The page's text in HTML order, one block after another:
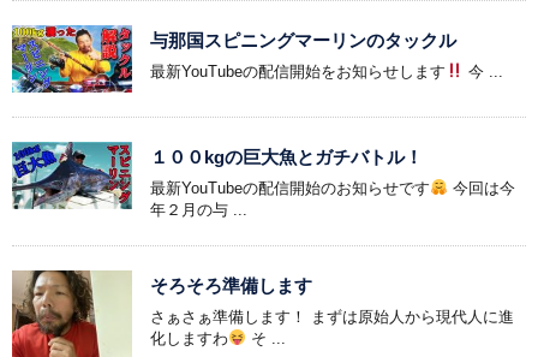
与那国スピニングマーリンのタックル
最新YouTubeの配信開始をお知らせします 今 ...
１００kgの巨大魚とガチバトル！
最新YouTubeの配信開始のお知らせです
今回は今
年２月の与 ...
そろそろ準備します
さぁさぁ準備します！ まずは原始人から現代人に進
化しますわ
そ ...